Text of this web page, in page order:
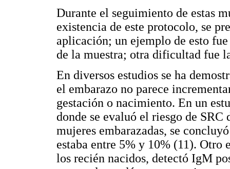
Durante el seguimiento de estas
existencia de este protocolo, se
aplicación; un ejemplo de esto
de la muestra; otra dificultad fue
En diversos estudios se ha
el embarazo no parece
gestación o nacimiento. En un
donde se evaluó el riesgo de SRC
mujeres embarazadas, se
estaba entre 5% y 10% (11). Otro
los recién nacidos, detectó IgM